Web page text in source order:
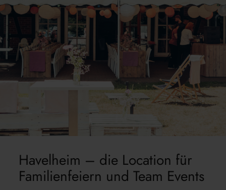
Havelheim – die Location für
Familienfeiern und Team Events